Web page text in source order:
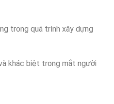
trong quá trình xây dựng
khác biệt trong mắt người